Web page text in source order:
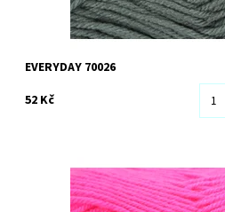
EVERYDAY 70026
52 Kč
Dostupnost:
Skladem 1 ks
HE 70052